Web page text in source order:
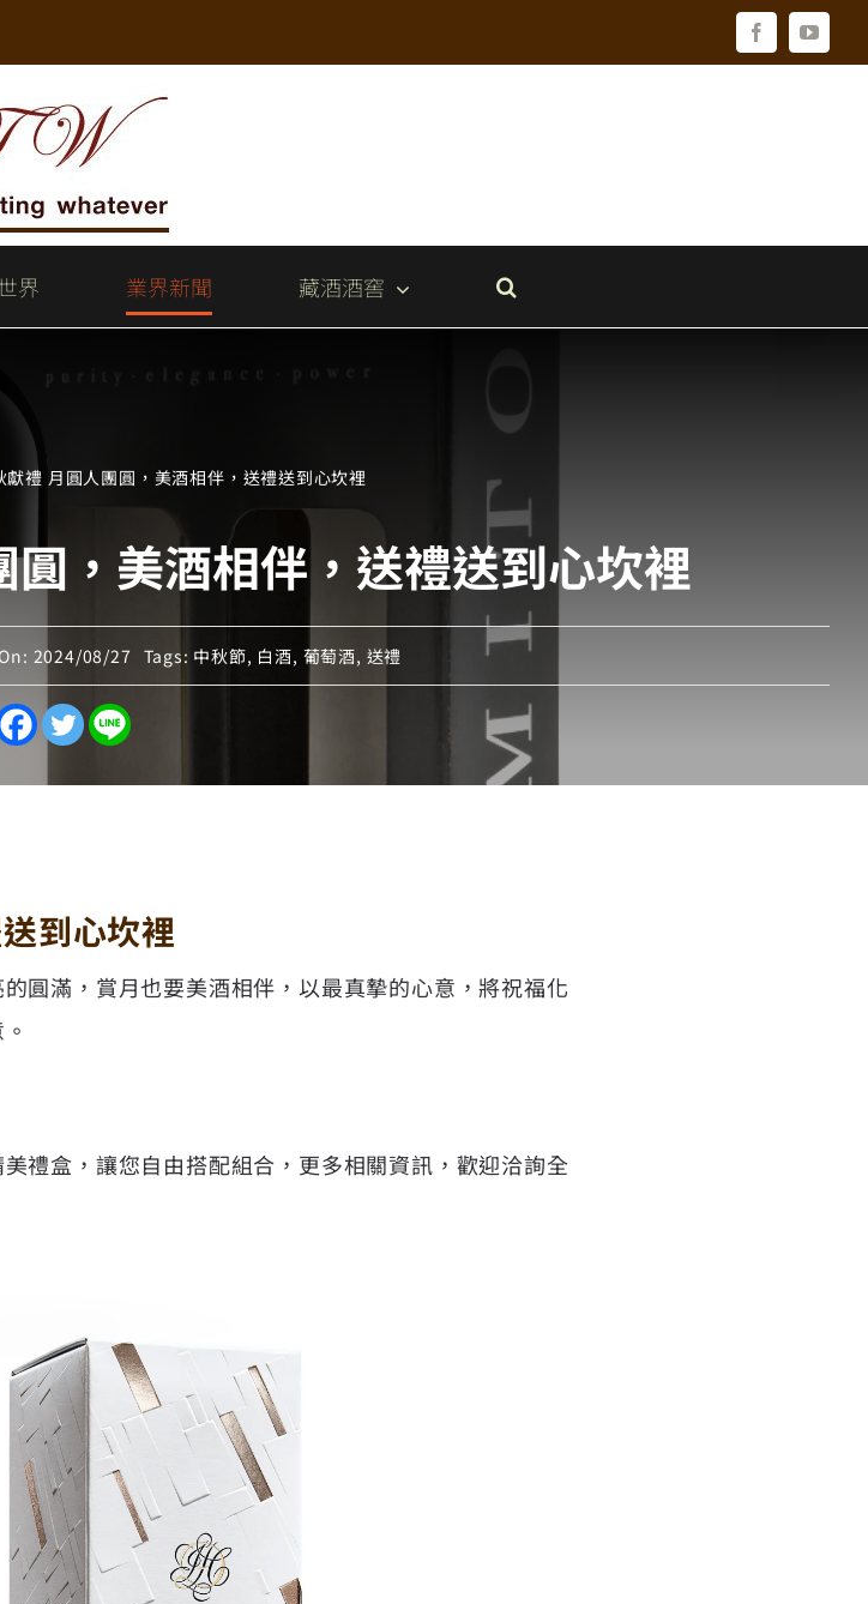
Facebook
界 業界新聞 藏酒酒窖
獻禮 月圓人團圓，美酒相伴，送禮送到心坎裡
，美酒相伴，送禮送到心坎裡
2024/08/27 Tags: 中秋節, 白酒, 葡萄酒, 送禮
到心坎裡
圓滿，賞月也要美酒相伴，以最真摯的心意，將祝福化
禮盒，讓您自由搭配組合，更多相關資訊，歡迎洽詢全